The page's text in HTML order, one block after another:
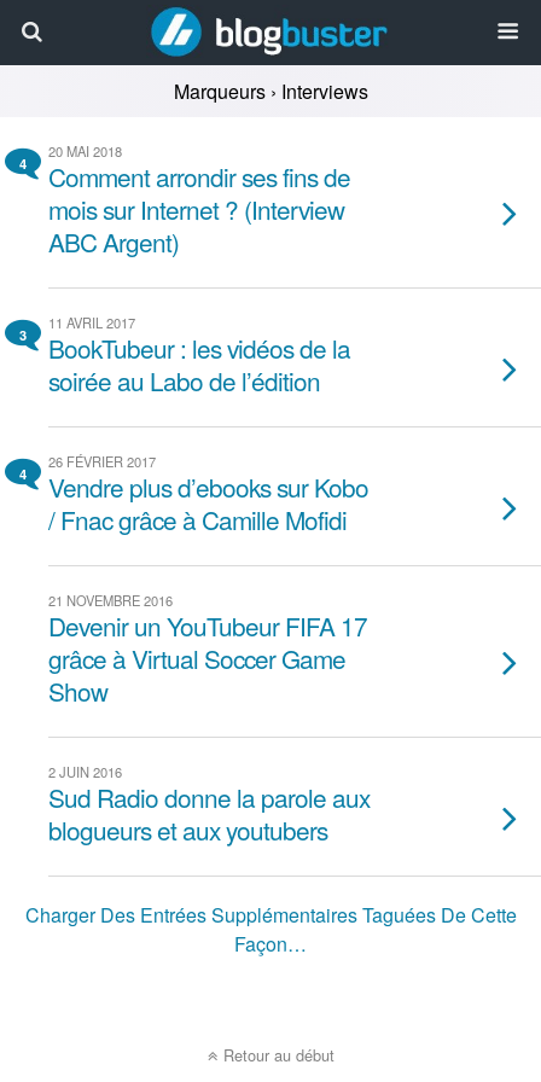
Marqueurs › Interviews
4
20 MAI 2018
Comment arrondir ses fins de
mois sur Internet ? (Interview
ABC Argent)
3
11 AVRIL 2017
BookTubeur : les vidéos de la
soirée au Labo de l’édition
4
26 FÉVRIER 2017
Vendre plus d’ebooks sur Kobo
/ Fnac grâce à Camille Mofidi
21 NOVEMBRE 2016
Devenir un YouTubeur FIFA 17
grâce à Virtual Soccer Game
Show
2 JUIN 2016
Sud Radio donne la parole aux
blogueurs et aux youtubers
Charger Des Entrées Supplémentaires Taguées De Cette
Façon…
Retour au début